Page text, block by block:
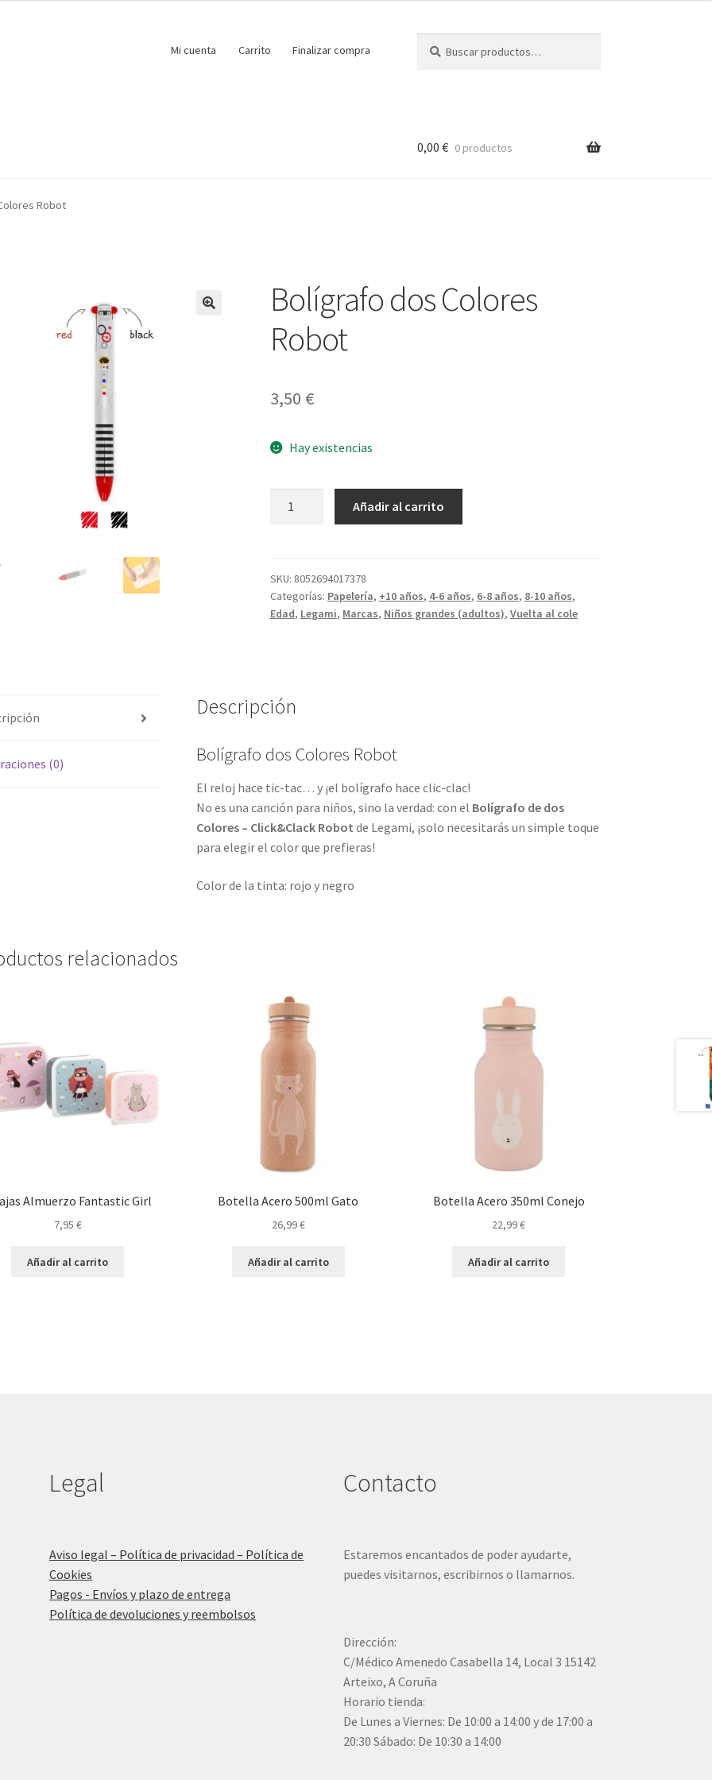
Mi cuenta Carrito Finalizar compra
por:
0,00 € 0 productos
Robot
Bolígrafo dos Colores
Robot
3,50 €
Hay existencias
cantidad
Añadir al carrito
SKU: 8052694017378
Categorías: Papelería, +10 años, 4-6 años, 6-8 años, 8-10 años,
Edad, Legami, Marcas, Niños grandes (adultos), Vuelta al cole
(0)
Descripción
Bolígrafo dos Colores Robot
El reloj hace tic-tac… y ¡el bolígrafo hace clic-clac!
No es una canción para niños, sino la verdad: con el Bolígrafo de dos
Colores – Click&Clack Robot de Legami, ¡solo necesitarás un simple toque
para elegir el color que prefieras!
Color de la tinta: rojo y negro
relacionados
Almuerzo Fantastic Girl
7,95 €
Añadir al carrito
Botella Acero 500ml Gato
26,99€
Añadir al carrito
Botella Acero 350ml Conejo
22,99€
Añadir al carrito
Legal
Aviso legal – Política de privacidad – Política de
Cookies
Pagos - Envíos y plazo de entrega
Política de devoluciones y reembolsos
Contacto
Estaremos encantados de poder ayudarte,
puedes visitarnos, escribirnos o llamarnos.
Dirección:
C/Médico Amenedo Casabella 14, Local 3 15142
Arteixo, A Coruña
Horario tienda:
De Lunes a Viernes: De 10:00 a 14:00 y de 17:00 a
20:30 Sábado: De 10:30 a 14:00